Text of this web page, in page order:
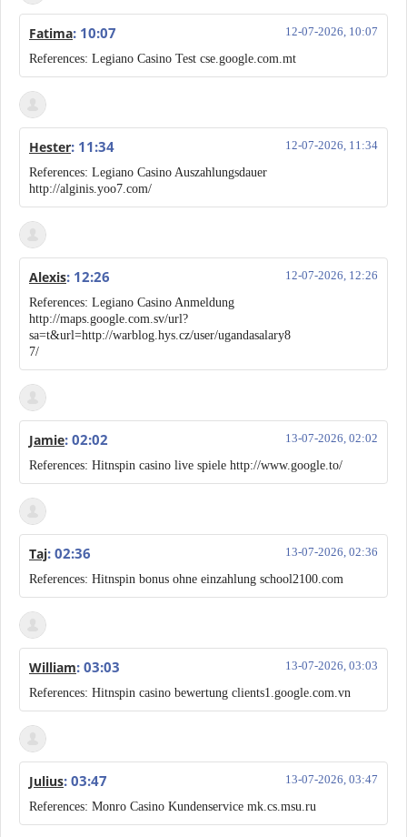
Fatima 12-07-2026, 10:07
: 10:07
References: Legiano Casino Test cse.google.com.mt
Hester 12-07-2026, 11:34
: 11:34
References: Legiano Casino Auszahlungsdauer
http://alginis.yoo7.com/
Alexis 12-07-2026, 12:26
: 12:26
References: Legiano Casino Anmeldung
http://maps.google.com.sv/url?
sa=t&url=http://warblog.hys.cz/user/ugandasalary8
7/
Jamie 13-07-2026, 02:02
: 02:02
References: Hitnspin casino live spiele http://www.google.to/
Taj 13-07-2026, 02:36
: 02:36
References: Hitnspin bonus ohne einzahlung school2100.com
William 13-07-2026, 03:03
: 03:03
References: Hitnspin casino bewertung clients1.google.com.vn
Julius 13-07-2026, 03:47
: 03:47
References: Monro Casino Kundenservice mk.cs.msu.ru